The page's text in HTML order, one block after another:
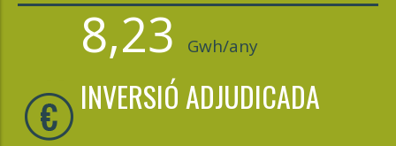
8,23 Gwh/any
INVERSIÓ ADJUDICADA